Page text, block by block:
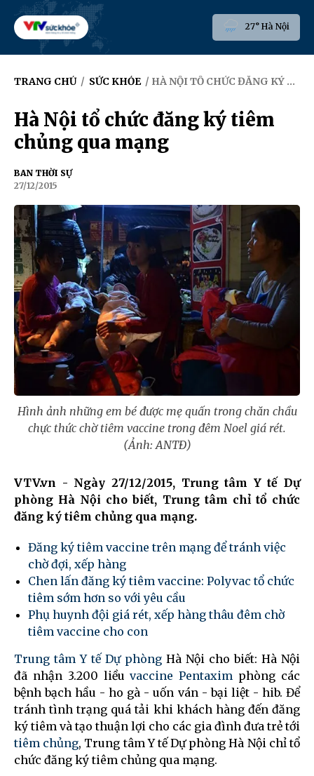
27° Hà Nội
TRANG CHỦ / SỨC KHỎE / HÀ NỘI TỔ CHỨC ĐĂNG KÝ TIÊM CHỦNG QUA MẠNG
Hà Nội tổ chức đăng ký tiêm
chủng qua mạng
BAN THỜI SỰ
27/12/2015
Hình ảnh những em bé được mẹ quấn trong chăn chầu
chực thức chờ tiêm vaccine trong đêm Noel giá rét.
(Ảnh: ANTĐ)
VTV.vn - Ngày 27/12/2015, Trung tâm Y tế Dự
phòng Hà Nội cho biết, Trung tâm chỉ tổ chức
đăng ký tiêm chủng qua mạng.
Đăng ký tiêm vaccine trên mạng để tránh việc
chờ đợi, xếp hàng
Chen lấn đăng ký tiêm vaccine: Polyvac tổ chức
tiêm sớm hơn so với yêu cầu
Phụ huynh đội giá rét, xếp hàng thâu đêm chờ
tiêm vaccine cho con
Trung tâm Y tế Dự phòng Hà Nội cho biết: Hà Nội
đã nhận 3.200 liềuvaccine Pentaxim phòng các
bệnh bạch hầu - ho gà - uốn ván - bại liệt - hib. Để
tránh tình trạng quá tải khi khách hàng đến đăng
ký tiêm và tạo thuận lợi cho các gia đình đưa trẻ tới
tiêm chủng, Trung tâm Y tế Dự phòng Hà Nội chỉ tổ
chức đăng ký tiêm chủng qua mạng.